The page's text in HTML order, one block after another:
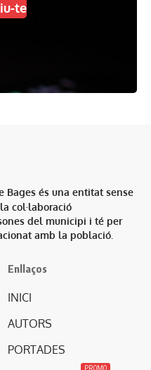
te
Bages és una entitat sense
col·laboració
del municipi i té per
amb la població.
Enllaços
INICI
AUTORS
PORTADES
PROMO